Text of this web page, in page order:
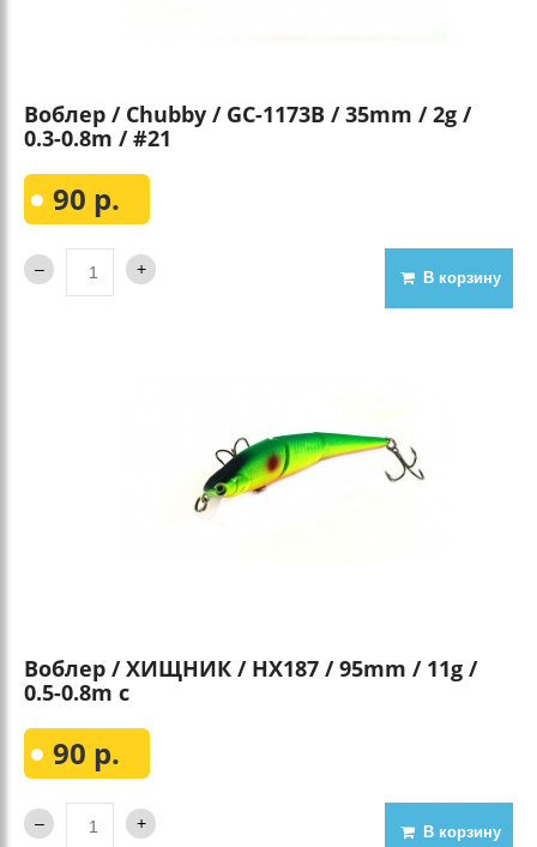
Воблер / Chubby / GC-1173B / 35mm / 2g /
0.3-0.8m / #21
90 р.
В корзину
Воблер / ХИЩНИК / HX187 / 95mm / 11g /
0.5-0.8m с
90 р.
В корзину